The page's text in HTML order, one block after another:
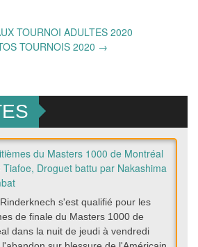
TOURNOI ADULTES 2020
TOURNOIS 2020 →
du Masters 1000 de Montréal
Droguet battu par Nakashima
s'est qualifié pour les
de finale du Masters 1000 de
dans la nuit de jeudi à vendredi